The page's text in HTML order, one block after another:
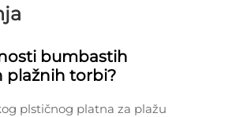
bumbastih
plažnih torbi?
plstičnog platna za plažu